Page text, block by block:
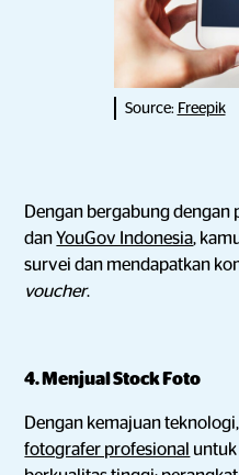
Source: Freepik
Dengan bergabung
danYouGov Indonesia,
survei dan mendapatkan
voucher.
4. Menjual Stock Foto
Dengan kemajuan
fotografer profesional